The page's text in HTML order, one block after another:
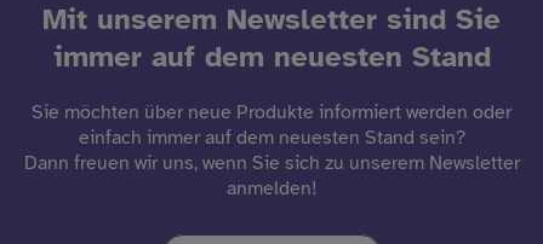
Mit unserem Newsletter sind Sie
immer auf dem neuesten Stand
Sie möchten über neue Produkte informiert werden oder
einfach immer auf dem neuesten Stand sein?
Dann freuen wir uns, wenn Sie sich zu unserem Newsletter
anmelden!